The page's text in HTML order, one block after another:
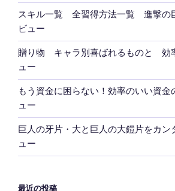
スキル一覧 全習得方法一覧 進撃の
ビュー
贈り物 キャラ別喜ばれるものと 効
ュー
もう資金に困らない！効率のいい資金
ュー
巨人の牙片・大と巨人の大鎧片をカン
ュー
最近の投稿